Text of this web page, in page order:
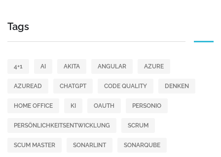
Tags
4+1 AI AKITA ANGULAR AZURE
AZUREAD CHATGPT CODE QUALITY DENKEN
HOME OFFICE KI OAUTH PERSONIO
PERSÖNLICHKEITSENTWICKLUNG SCRUM
SCUM MASTER SONARLINT SONARQUBE